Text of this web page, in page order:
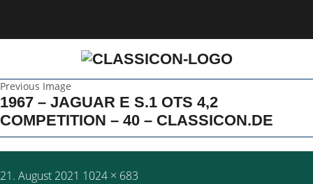
Previous Image
1967 – JAGUAR E S.1 OTS 4,2
COMPETITION – 40 – CLASSICON.DE
Posted
21. August 2021 Full
1024 × 683